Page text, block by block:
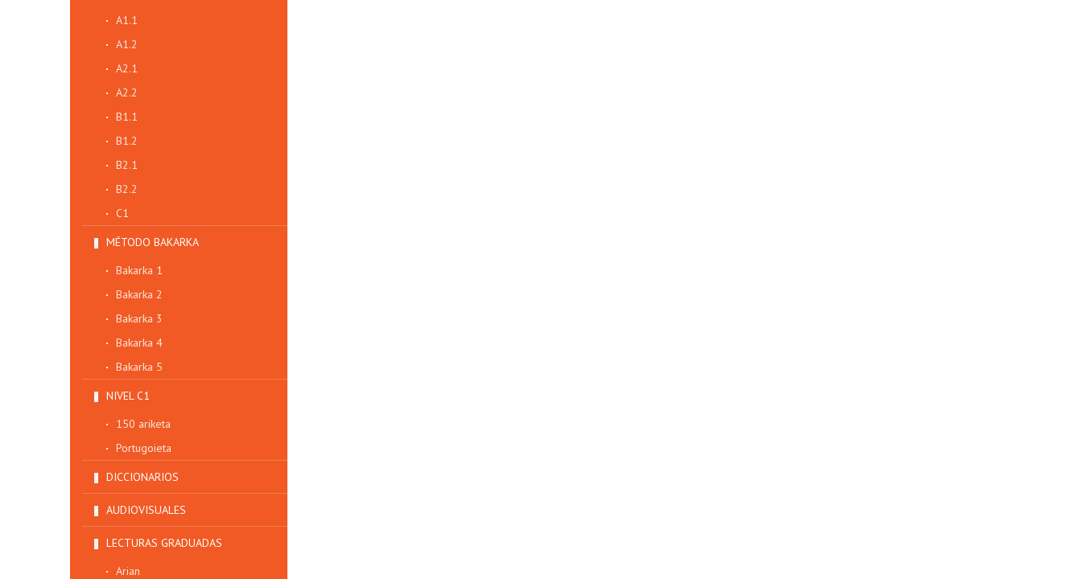
A1.1
A1.2
A2.1
A2.2
B1.1
B1.2
B2.1
B2.2
C1
MÉTODO BAKARKA
Bakarka 1
Bakarka 2
Bakarka 3
Bakarka 4
Bakarka 5
NIVEL C1
150 ariketa
Portugoieta
DICCIONARIOS
AUDIOVISUALES
LECTURAS GRADUADAS
Arian